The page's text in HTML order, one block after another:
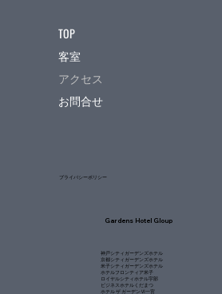
TOP
客室
アクセス
お問合せ
プライバシーポリシー
神戸シティガーデンズホテル
京都シティガーデンズホテル
米子シティガーデンズホテル
ホテルフロンティア米子
ロイヤルシティホテル宇部
ビジネスホテルくだまつ
ホテル ザ ガーデンⅥ一宮
Gardens Hotel Gloup